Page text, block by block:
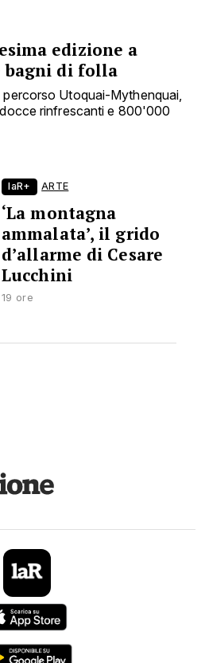
edizione a
bagni di folla
Utoquai-Mythenquai,
rinfrescanti e 800'000
laR+ ARTE
‘La montagna
ammalata’, il grido
d’allarme di Cesare
Lucchini
19 ore